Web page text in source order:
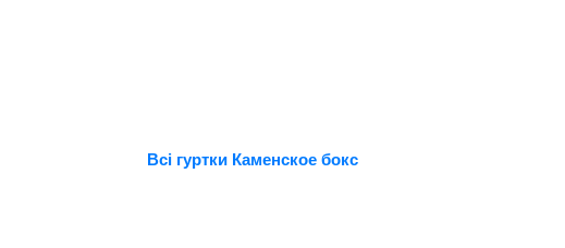
Всі гуртки Каменское бокс